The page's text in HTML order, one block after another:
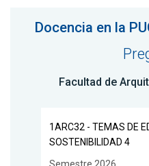
Docencia en la
Facultad de
1ARC32 - TEMAS DE
SOSTENIBILIDAD 4
Semestre 2026